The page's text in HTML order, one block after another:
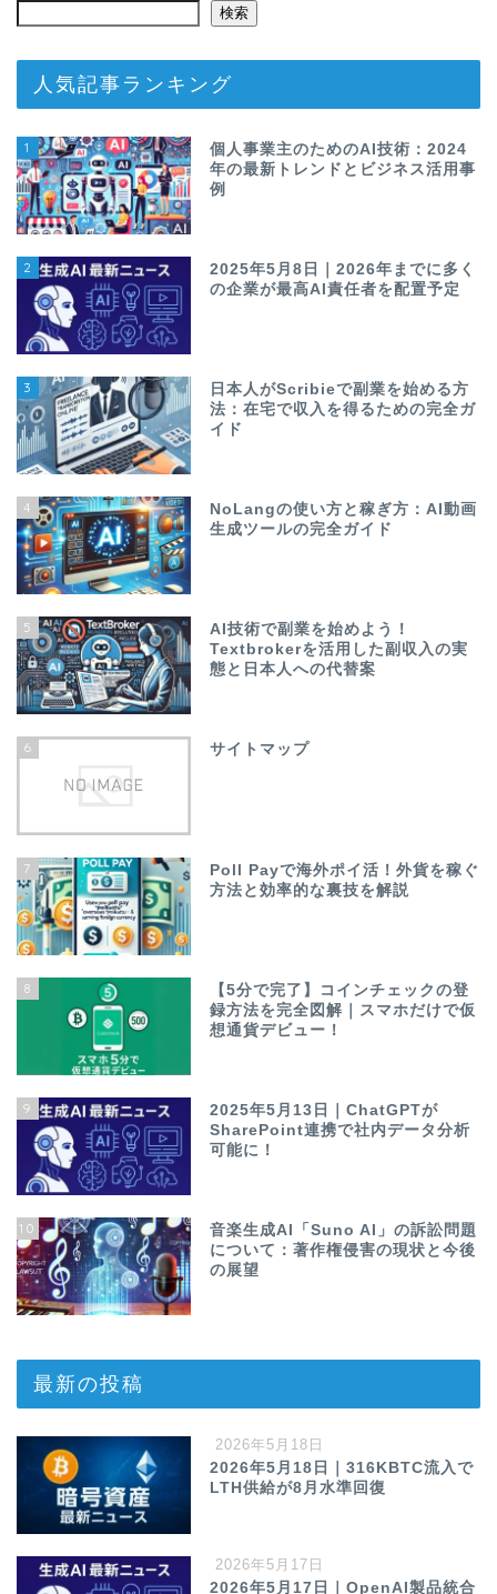
検索
人気記事ランキング
1
個人事業主のためのAI技術：2024
年の最新トレンドとビジネス活用事
例
2
2025年5月8日｜2026年までに多く
の企業が最高AI責任者を配置予定
3
日本人がScribieで副業を始める方
法：在宅で収入を得るための完全ガ
イド
4
NoLangの使い方と稼ぎ方：AI動画
生成ツールの完全ガイド
5
AI技術で副業を始めよう！
Textbrokerを活用した副収入の実
態と日本人への代替案
6 サイトマップ
7
Poll Payで海外ポイ活！外貨を稼ぐ
方法と効率的な裏技を解説
8
【5分で完了】コインチェックの登
録方法を完全図解｜スマホだけで仮
想通貨デビュー！
9
2025年5月13日｜ChatGPTが
SharePoint連携で社内データ分析
可能に！
10
音楽生成AI「Suno AI」の訴訟問題
について：著作権侵害の現状と今後
の展望
最新の投稿
2026年5月18日
2026年5月18日｜316KBTC流入で
LTH供給が8月水準回復
2026年5月17日
2026年5月17日｜OpenAI製品統合